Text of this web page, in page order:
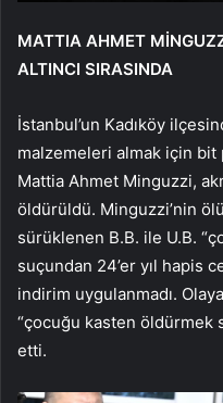
MATTIA AHMET
ALTINCI SIRASINDA
İstanbul’un Kadıköy
malzemeleri almak için bit
Mattia Ahmet Minguzzi,
öldürüldü. Minguzzi’nin
sürüklenen B.B. ile U.B.
suçundan 24’er yıl hapis
indirim uygulanmadı.
“çocuğu kasten öldürmek
etti.